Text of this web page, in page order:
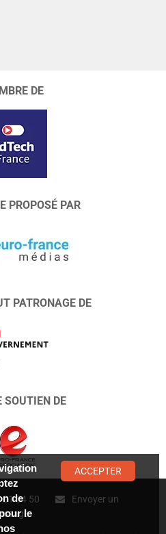
DE
PROPOSÉ PAR
PATRONAGE DE
SOUTIEN DE
01 34 50
Envoyer un
de
le
ACCEPTER